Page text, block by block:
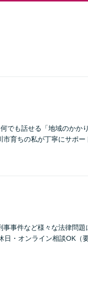
でも話せる「地域のかか
育ちの私が丁寧にサポ
事件など様々な法律問題
・オンライン相談OK（